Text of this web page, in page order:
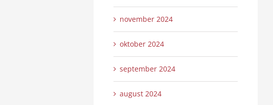
november 2024
oktober 2024
september 2024
august 2024